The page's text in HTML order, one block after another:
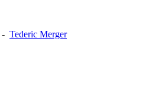
- Tederic Merger